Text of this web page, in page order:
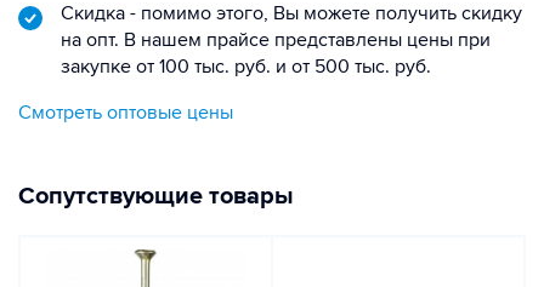
Скидка - помимо этого, Вы можете получить скидку
на опт. В нашем прайсе представлены цены при
закупке от 100 тыс. руб. и от 500 тыс. руб.
Смотреть оптовые цены
Сопутствующие товары